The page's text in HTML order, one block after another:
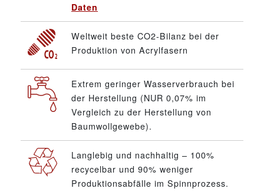
Daten
Weltweit beste CO2-Bilanz bei der
Produktion von Acrylfasern
Extrem geringer Wasserverbrauch bei
der Herstellung (NUR 0,07% im
Vergleich zu der Herstellung von
Baumwollgewebe).
Langlebig und nachhaltig – 100%
recycelbar und 90% weniger
Produktionsabfälle im Spinnprozess.